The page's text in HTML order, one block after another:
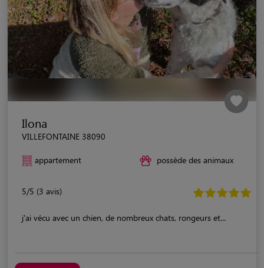
Ilona
VILLEFONTAINE 38090
appartement possède des animaux
5/5 (3 avis)
j'ai vécu avec un chien, de nombreux chats, rongeurs et...